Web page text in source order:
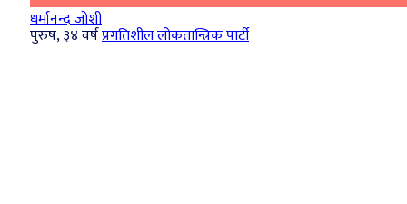
धर्मानन्द जोशी
पुरुष, ३४ वर्षप्रगतिशील लोकतान्त्रिक पार्टी